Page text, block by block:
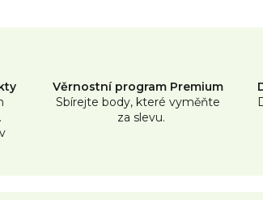
Věrnostní program Premium
Sbírejte body, které vyměňte
za slevu.